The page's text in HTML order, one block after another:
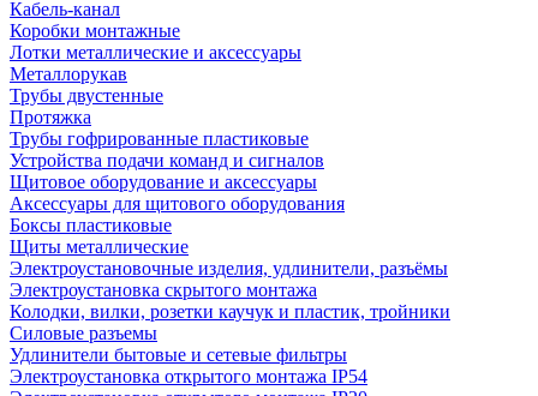
Кабель-канал
Коробки монтажные
Лотки металлические и аксессуары
Металлорукав
Трубы двустенные
Протяжка
Трубы гофрированные пластиковые
Устройства подачи команд и сигналов
Щитовое оборудование и аксессуары
Аксессуары для щитового оборудования
Боксы пластиковые
Щиты металлические
Электроустановочные изделия, удлинители, разъёмы
Электроустановка скрытого монтажа
Колодки, вилки, розетки каучук и пластик, тройники
Силовые разъемы
Удлинители бытовые и сетевые фильтры
Электроустановка открытого монтажа IP54